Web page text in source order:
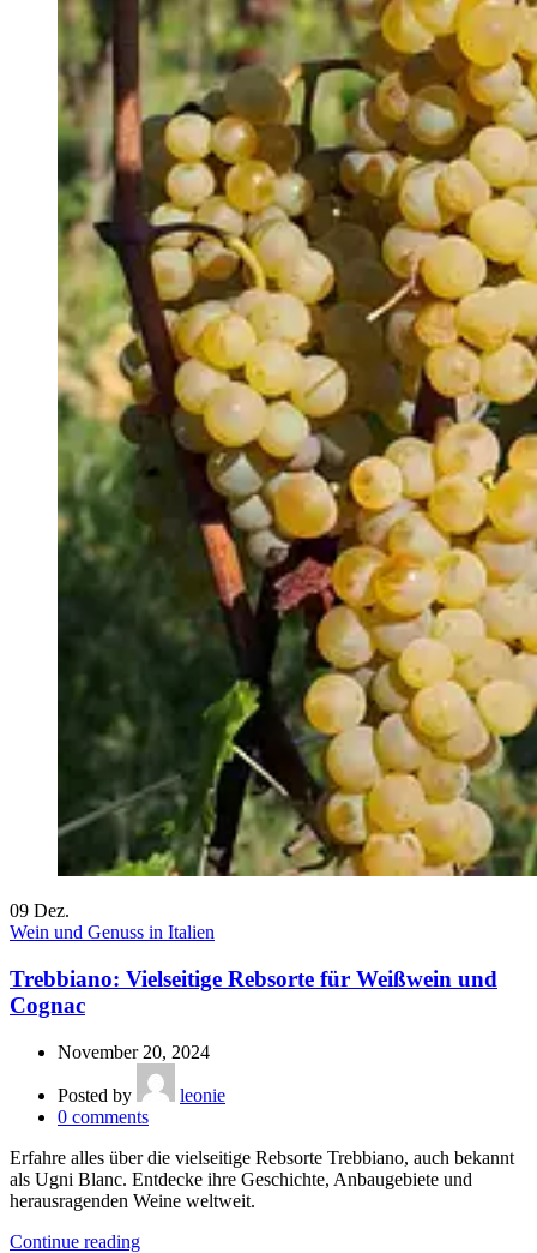
09 Dez.
Wein und Genuss in Italien
Trebbiano: Vielseitige Rebsorte für Weißwein und
Cognac
November 20, 2024
Posted by
leonie
0 comments
Erfahre alles über die vielseitige Rebsorte Trebbiano, auch bekannt
als Ugni Blanc. Entdecke ihre Geschichte, Anbaugebiete und
herausragenden Weine weltweit.
Continue reading